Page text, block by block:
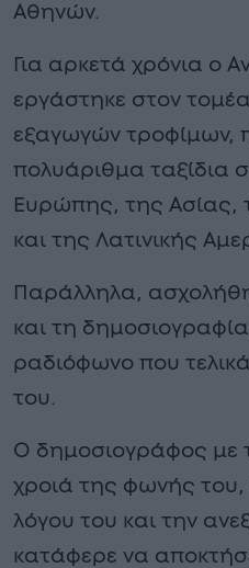
Αθηνών.
Για αρκετά χρόνια ο
εργάστηκε στον
εξαγωγών τροφίμων,
πολυάριθμα ταξίδια
Ευρώπης, της Ασίας,
και της Λατινικής
Παράλληλα,
και τη
ραδιόφωνο που
του.
Ο δημοσιογράφος με
χροιά της φωνής του,
λόγου του και την
κατάφερε να